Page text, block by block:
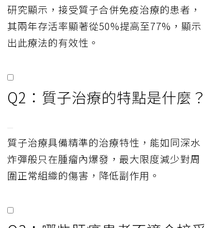
研究顯示，接受質子合併免疫治療的患者，
其兩年存活率顯著從50%提高至77%，顯示
出此療法的有效性。
Q2：質子治療的特點是什麼？
質子治療具備精準的治療特性，能如同深水
炸彈般只在腫瘤內爆發，最大限度減少對周
圍正常組織的傷害，降低副作用。